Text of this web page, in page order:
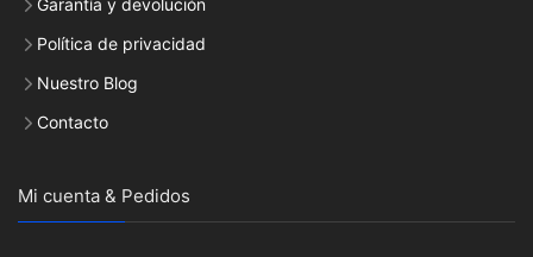
Garantía y devolución
Política de privacidad
Nuestro Blog
Contacto
Mi cuenta & Pedidos